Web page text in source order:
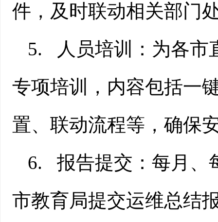
件，及时联动相关部门
5.
人员培训：为各
专项培训，内容包括一
置、联动流程等，确保
6. 报告提交：每月、
市教育局提交运维总结